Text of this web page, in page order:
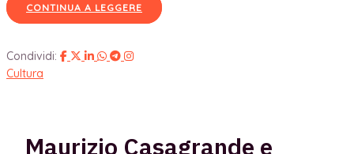
CONTINUA A LEGGERE
Condividi:
Cultura
Maurizio Casagrande e